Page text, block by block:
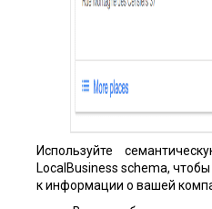
Используйте
LocalBusiness schema,
к информации о вашей